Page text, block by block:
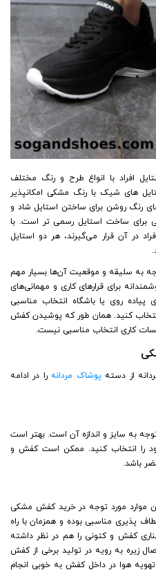
افراد با انواع طرح و رنگ مختلف
های شیک با رنگ مشکی امکانپذیر
رنگ روشن برای ساختن استایل شاد و
برای ساخت استایل رسمی تر است. با
در آن قرار می‌گیرند، هر دو استایل
به سلیقه و موقعیت آن‌ها بسیار مهم
برای قرارهای کاری و مهمانی‌های
روی یا باشگاه انتخاب مناسبی
کنید. همان طور که پوشیدن کفش
کاری انتخاب مناسبی نیست.
از دستهپوشاک مردانه را در ادامه
به سایز و اندازه آن است. بهتر است
را انتخاب کنید. ممکن است کفش و
باشد.
موارد مورد توجه در خرید کفش مشکی
پذیری مناسبی بوده و همزمان با راه
کفش و کتونی را هم در نظر داشته
زیره به رویه در تولید برخی از کفش
هوا در داخل کفش به خوبی انجام